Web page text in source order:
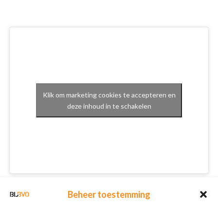
Beheer toestemming
Klik om marketing cookies te accepteren en
deze inhoud in te schakelen
Schrijf je in voor onze nieuwsbrief